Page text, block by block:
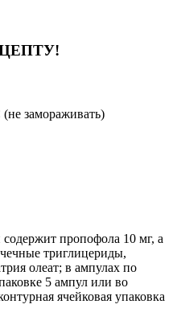
замораживать)
пропофола 10 мг, а
триглицериды,
олеат; в ампулах по
5 ампул или во
ячейковая упаковка